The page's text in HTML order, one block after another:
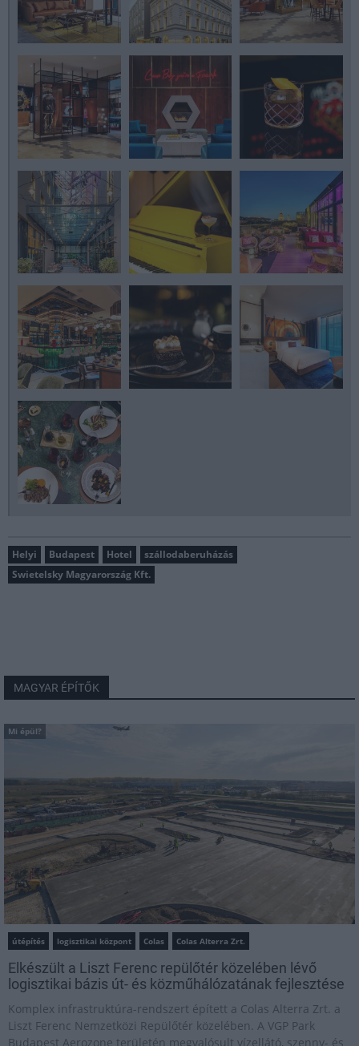
Helyi Budapest Hotel
szállodaberuházás
Swietelsky Magyarország Kft.
MAGYAR ÉPÍTŐK
Mi épül?
útépítés logisztikai központ Colas Colas Alterra Zrt.
Elkészült a Liszt Ferenc repülőtér közelében lévő
logisztikai bázis út- és közműhálózatának fejlesztése
Komplex infrastruktúra-rendszert épített a Colas Alterra Zrt. a
Liszt Ferenc Nemzetközi Repülőtér közelében. A VGP Park
Budapest Aerozone területén megvalósult vízellátó, szenny- és